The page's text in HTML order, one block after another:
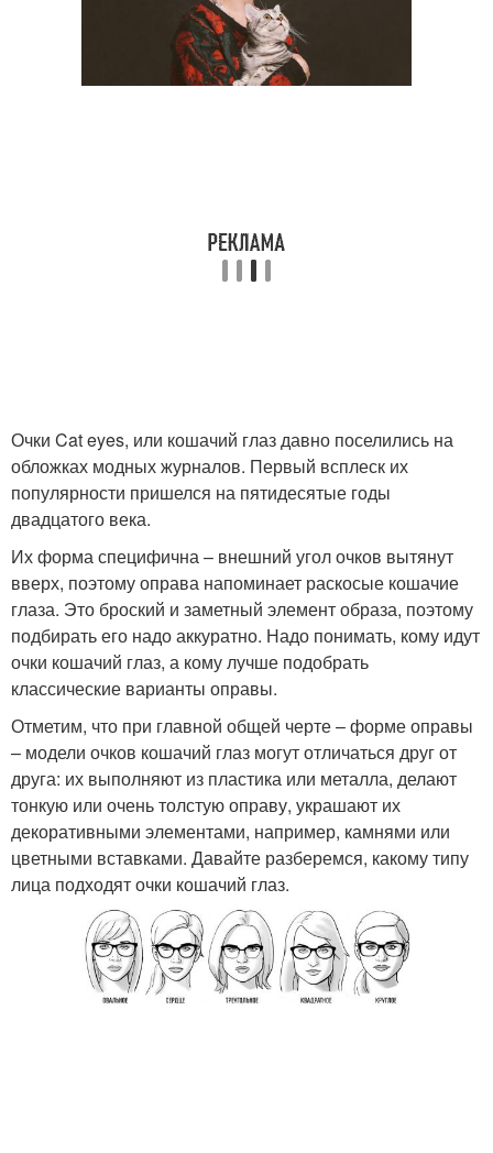
Очки Cat eyes, или кошачий глаз давно поселились на
обложках модных журналов. Первый всплеск их
популярности пришелся на пятидесятые годы
двадцатого века.
Их форма специфична – внешний угол очков вытянут
вверх, поэтому оправа напоминает раскосые кошачие
глаза. Это броский и заметный элемент образа, поэтому
подбирать его надо аккуратно. Надо понимать, кому идут
очки кошачий глаз, а кому лучше подобрать
классические варианты оправы.
Отметим, что при главной общей черте – форме оправы
– модели очков кошачий глаз могут отличаться друг от
друга: их выполняют из пластика или металла, делают
тонкую или очень толстую оправу, украшают их
декоративными элементами, например, камнями или
цветными вставками. Давайте разберемся, какому типу
лица подходят очки кошачий глаз.